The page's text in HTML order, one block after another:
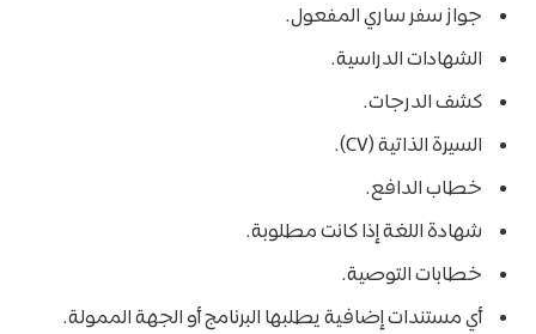
جواز سفر ساري المفعول.
الشهادات الدراسية.
كشف الدرجات.
السيرة الذاتية (CV).
خطاب الدافع.
شهادة اللغة إذا كانت مطلوبة.
خطابات التوصية.
أي مستندات إضافية يطلبها البرنامج أو الجهة الممولة.